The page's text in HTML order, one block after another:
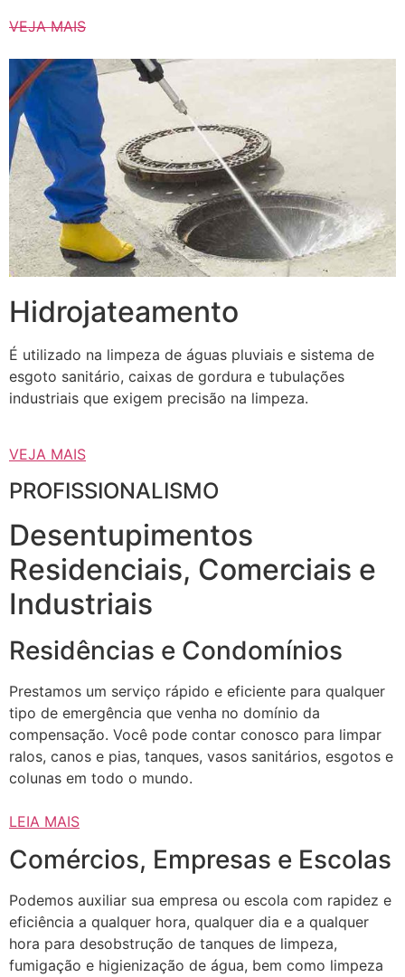
VEJA MAIS
Hidrojateamento
É utilizado na limpeza de águas pluviais e sistema de
esgoto sanitário, caixas de gordura e tubulações
industriais que exigem precisão na limpeza.
VEJA MAIS
PROFISSIONALISMO
Desentupimentos
Residenciais, Comerciais e
Industriais
Residências e Condomínios
Prestamos um serviço rápido e eficiente para qualquer
tipo de emergência que venha no domínio da
compensação. Você pode contar conosco para limpar
ralos, canos e pias, tanques, vasos sanitários, esgotos e
colunas em todo o mundo.
LEIA MAIS
Comércios, Empresas e Escolas
Podemos auxiliar sua empresa ou escola com rapidez e
eficiência a qualquer hora, qualquer dia e a qualquer
hora para desobstrução de tanques de limpeza,
fumigação e higienização de água, bem como limpeza